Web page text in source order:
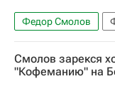
Федор Смолов
Смолов зарекся
"Кофеманию" на